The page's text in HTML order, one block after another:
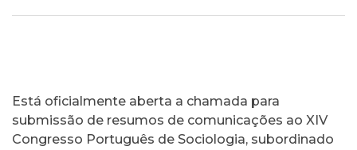
Está oficialmente aberta a chamada para
submissão de resumos de comunicações ao XIV
Congresso Português de Sociologia, subordinado